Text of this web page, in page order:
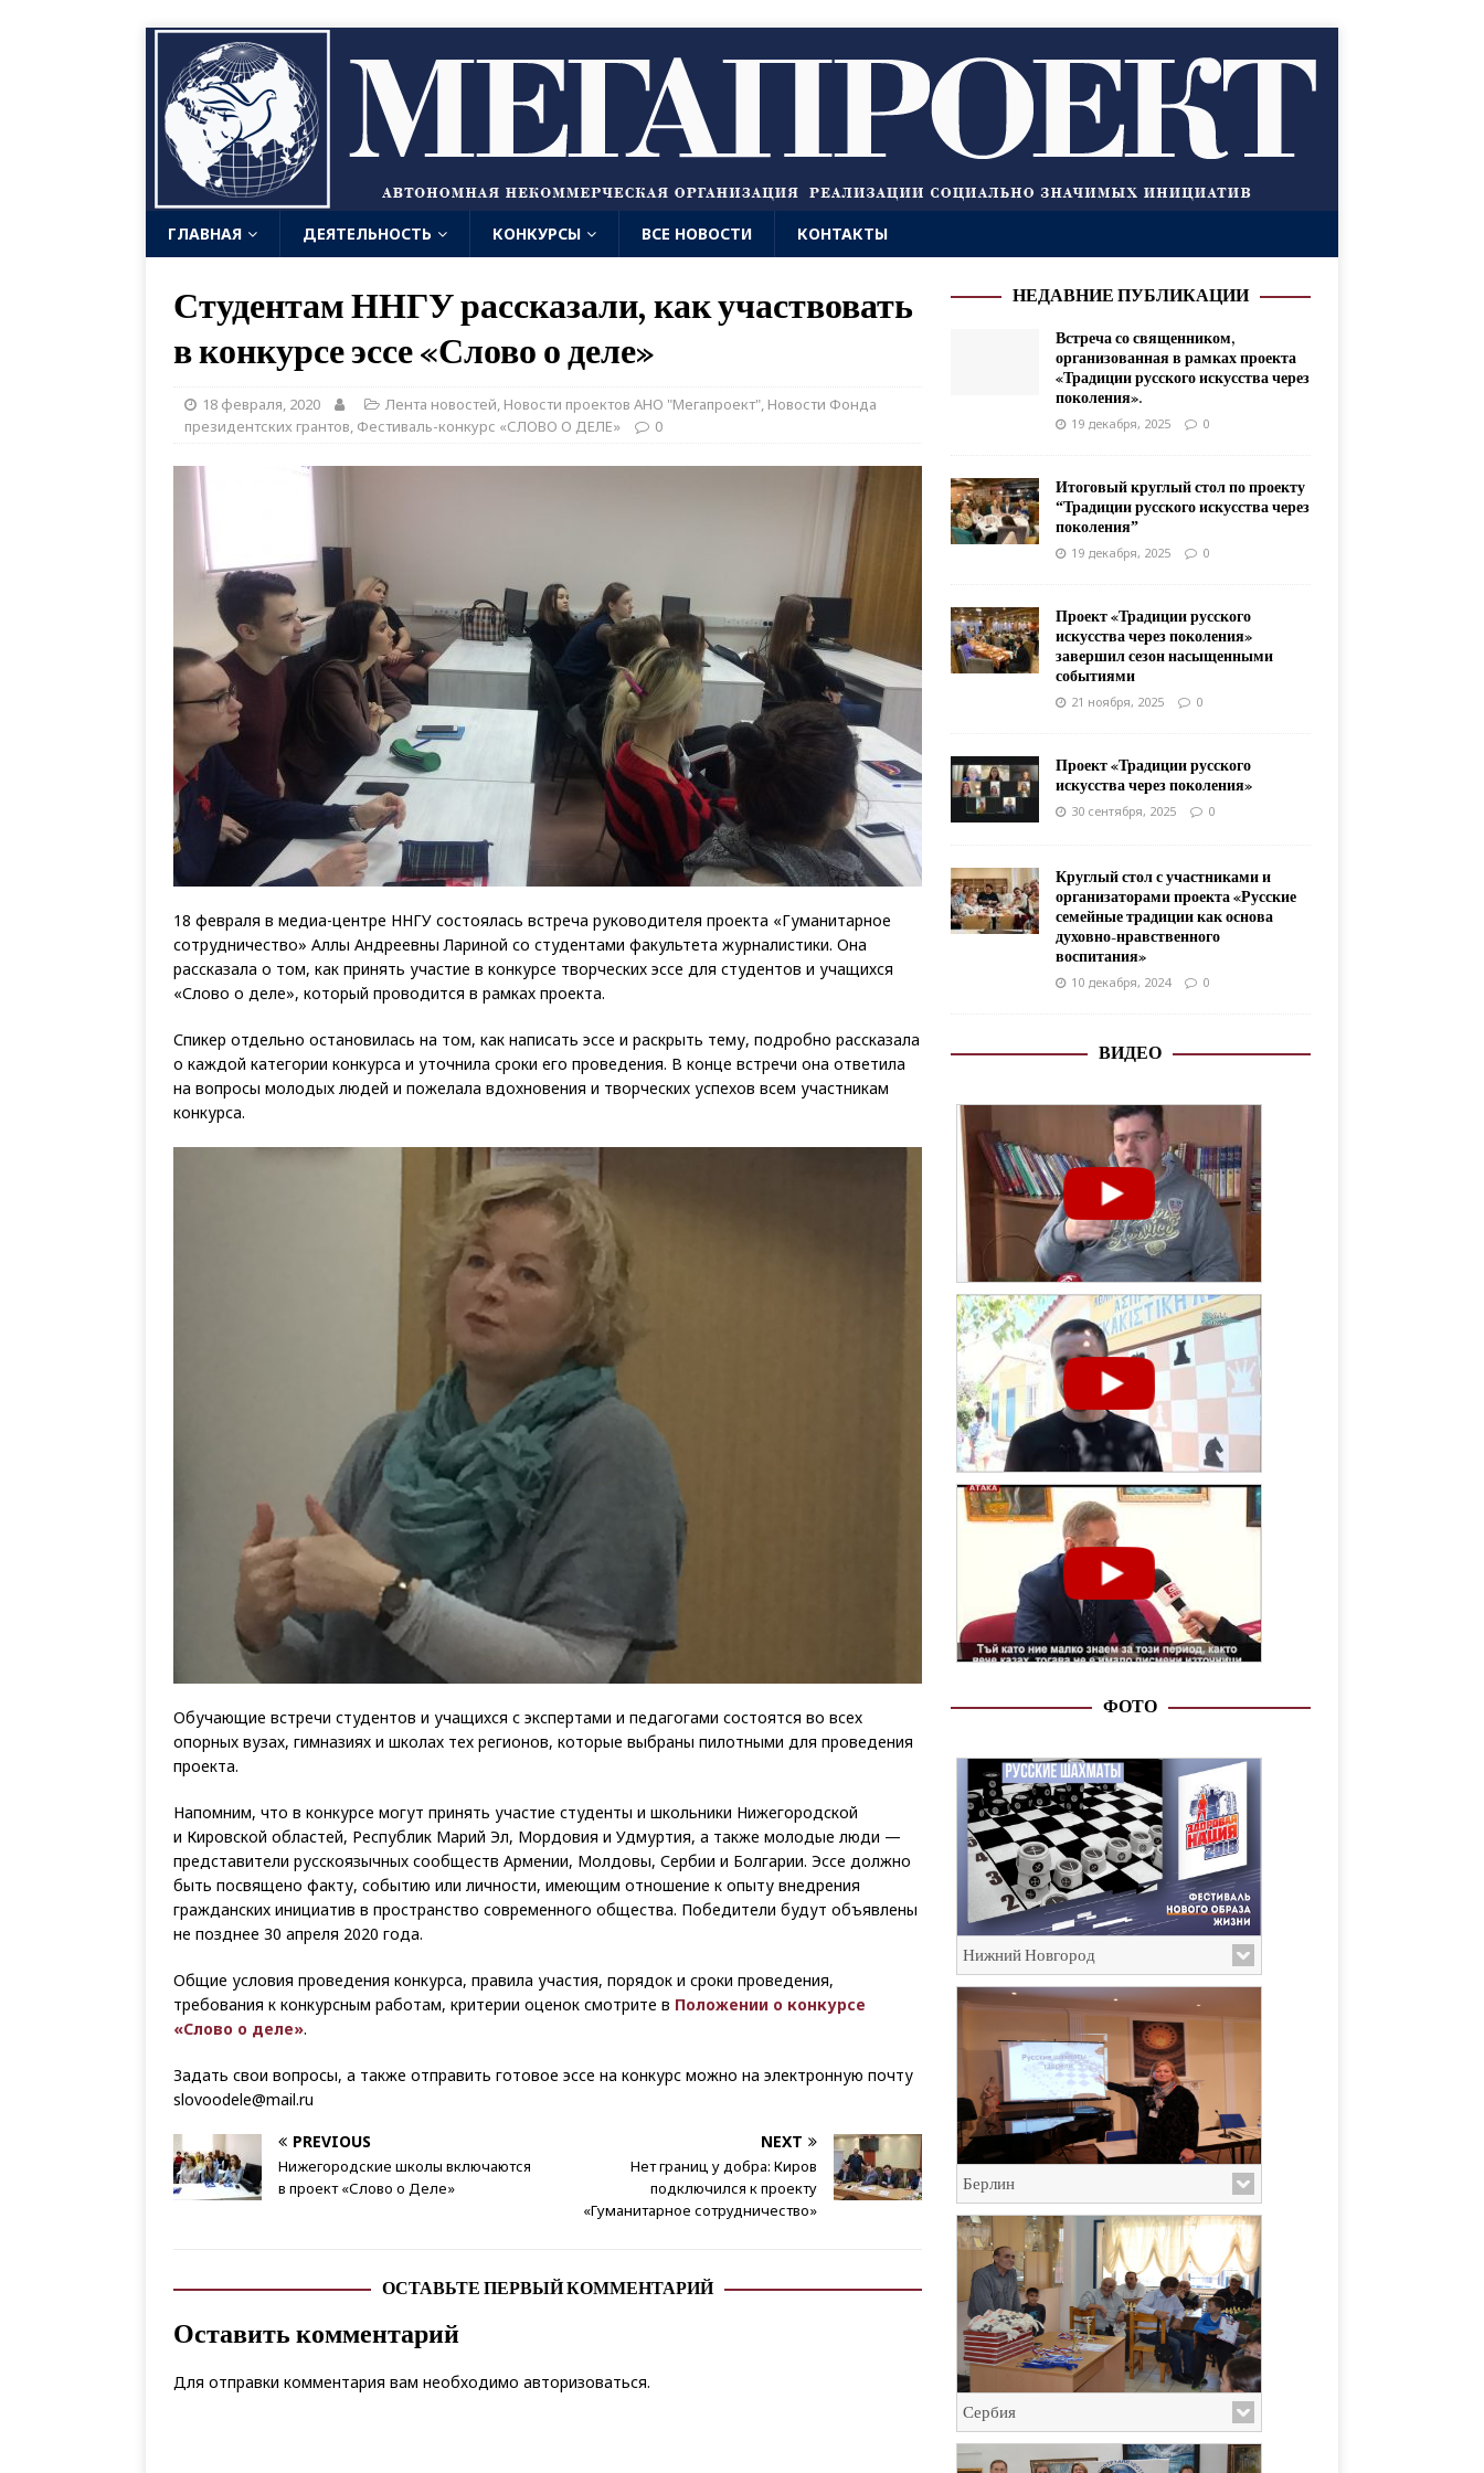
ГЛАВНАЯ ДЕЯТЕЛЬНОСТЬ КОНКУРСЫ ВСЕ НОВОСТИ КОНТАКТЫ
Студентам ННГУ рассказали, как участвовать
в конкурсе эссе «Слово о деле»
18 февраля, 2020 Лента новостей, Новости проектов АНО "Мегапроект", Новости Фонда
президентских грантов, Фестиваль-конкурс «СЛОВО О ДЕЛЕ» 0
18 февраля в медиа-центре ННГУ состоялась встреча руководителя проекта «Гуманитарное
сотрудничество» Аллы Андреевны Лариной со студентами факультета журналистики. Она
рассказала о том, как принять участие в конкурсе творческих эссе для студентов и учащихся
«Слово о деле», который проводится в рамках проекта.
Спикер отдельно остановилась на том, как написать эссе и раскрыть тему, подробно рассказала
о каждой категории конкурса и уточнила сроки его проведения. В конце встречи она ответила
на вопросы молодых людей и пожелала вдохновения и творческих успехов всем участникам
конкурса.
Обучающие встречи студентов и учащихся с экспертами и педагогами состоятся во всех
опорных вузах, гимназиях и школах тех регионов, которые выбраны пилотными для проведения
проекта.
Напомним, что в конкурсе могут принять участие студенты и школьники Нижегородской
и Кировской областей, Республик Марий Эл, Мордовия и Удмуртия, а также молодые люди —
представители русскоязычных сообществ Армении, Молдовы, Сербии и Болгарии. Эссе должно
быть посвящено факту, событию или личности, имеющим отношение к опыту внедрения
гражданских инициатив в пространство современного общества. Победители будут объявлены
не позднее 30 апреля 2020 года.
Общие условия проведения конкурса, правила участия, порядок и сроки проведения,
требования к конкурсным работам, критерии оценок смотрите в Положении о конкурсе
«Слово о деле».
Задать свои вопросы, а также отправить готовое эссе на конкурс можно на электронную почту
slovoodele@mail.ru
PREVIOUS
Нижегородские школы включаются
в проект «Слово о Деле»
NEXT
Нет границ у добра: Киров
подключился к проекту
«Гуманитарное сотрудничество»
ОСТАВЬТЕ ПЕРВЫЙ КОММЕНТАРИЙ
Оставить комментарий
Для отправки комментария вам необходимо авторизоваться.
НЕДАВНИЕ ПУБЛИКАЦИИ
Встреча со священником,
организованная в рамках проекта
«Традиции русского искусства через
поколения».
19 декабря, 2025 0
Итоговый круглый стол по проекту
“Традиции русского искусства через
поколения”
19 декабря, 2025 0
Проект «Традиции русского
искусства через поколения»
завершил сезон насыщенными
событиями
21 ноября, 2025 0
Проект «Традиции русского
искусства через поколения»
30 сентября, 2025 0
Круглый стол с участниками и
организаторами проекта «Русские
семейные традиции как основа
духовно-нравственного
воспитания»
10 декабря, 2024 0
ВИДЕО
ФОТО
Нижний Новгород
Берлин
Сербия